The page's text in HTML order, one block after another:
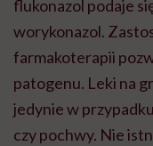
flukonazol podaje
worykonazol.
farmakoterapii
patogenu. Leki na
jedynie w
czy pochwy. Nie